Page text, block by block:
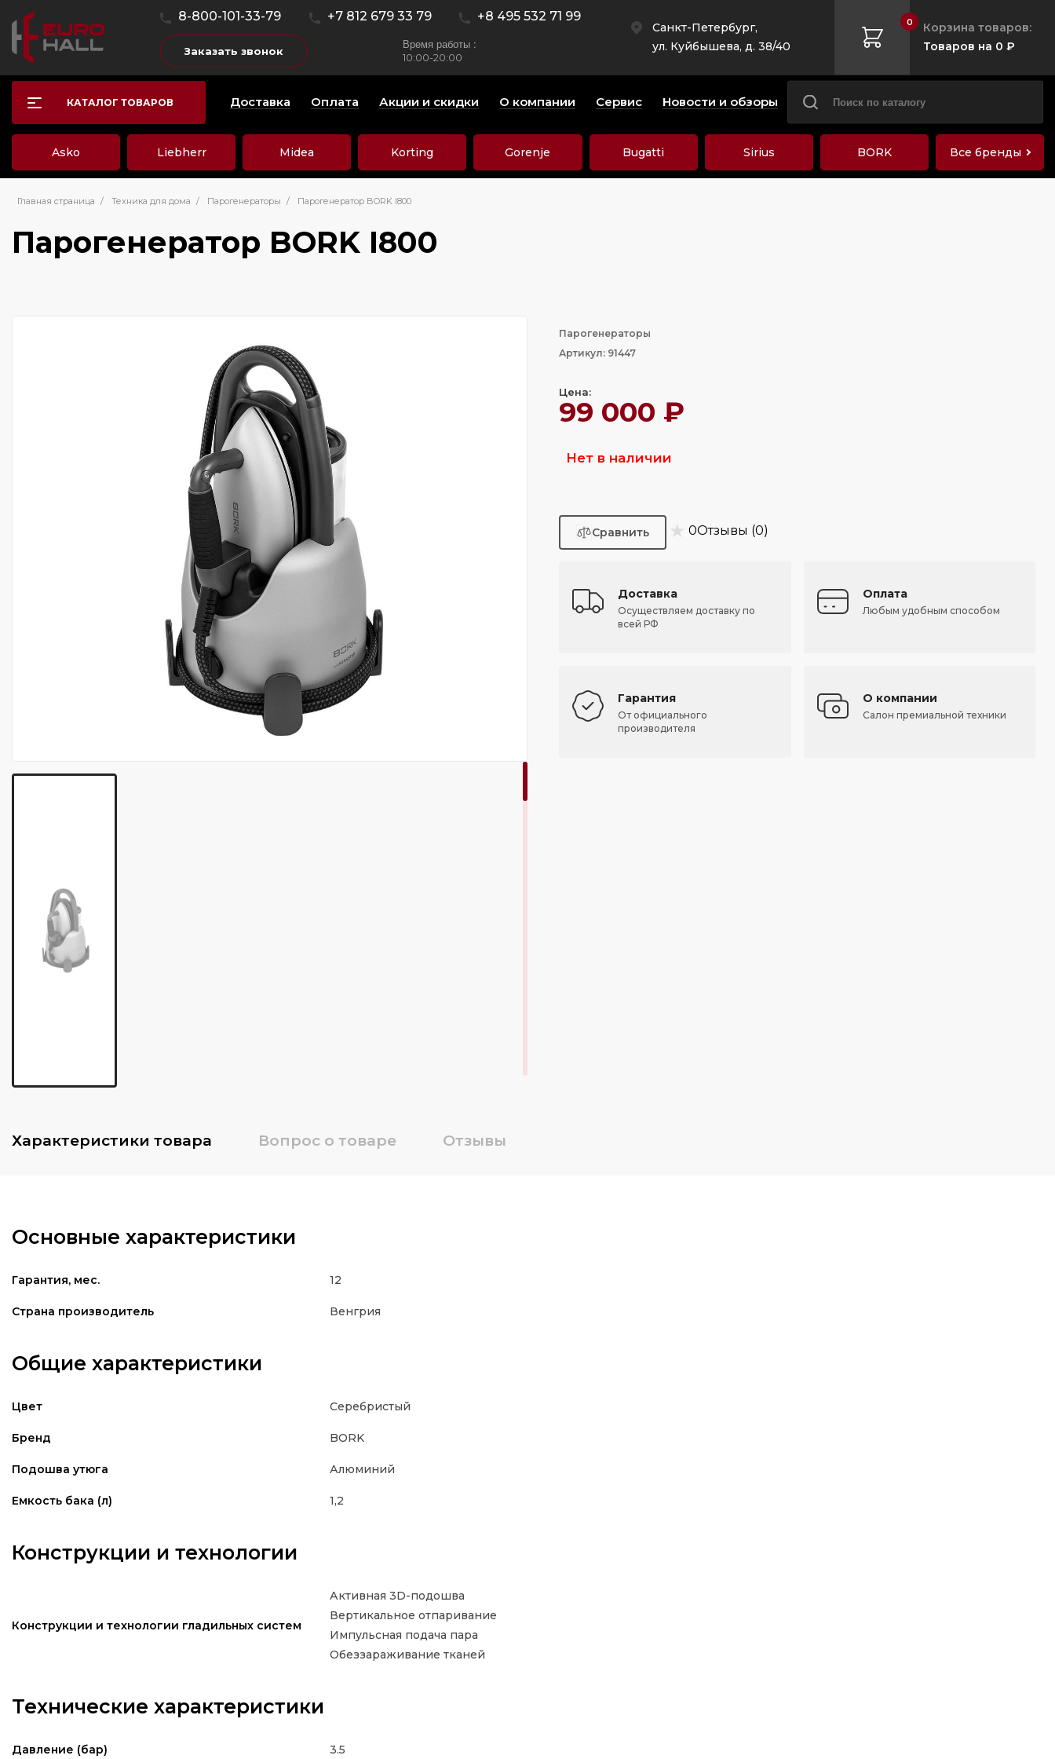
8-800-101-33-79 +7 812 679 33 79 +8 495 532 71 99
Заказать звонок Время работы :
10:00-20:00
Санкт-Петербург,
ул. Куйбышева, д. 38/40
0
Корзина товаров:
Товаров на 0 ₽
КАТАЛОГ ТОВАРОВ Доставка Оплата Акции и скидки О компании Сервис Новости и обзоры
Asko Liebherr Midea Korting Gorenje Bugatti Sirius BORK Все бренды
Главная страница / Техника для дома / Парогенераторы / Парогенератор BORK I800
Парогенератор BORK I800
Парогенераторы
Артикул: 91447
Цена:
99 000 ₽
Нет в наличии
★ 0Отзывы (0)
Доставка
Осуществляем доставку по
всей РФ
Оплата
Любым удобным способом
Гарантия
От официального
производителя
О компании
Салон премиальной техники
Характеристики товара Вопрос о товаре Отзывы
Основные характеристики
Гарантия, мес. 12
Страна производитель Венгрия
Общие характеристики
Цвет Серебристый
Бренд BORK
Подошва утюга Алюминий
Емкость бака (л) 1,2
Конструкции и технологии
Конструкции и технологии гладильных систем
Активная 3D-подошва
Вертикальное отпаривание
Импульсная подача пара
Обеззараживание тканей
Технические характеристики
Давление (бар) 3.5